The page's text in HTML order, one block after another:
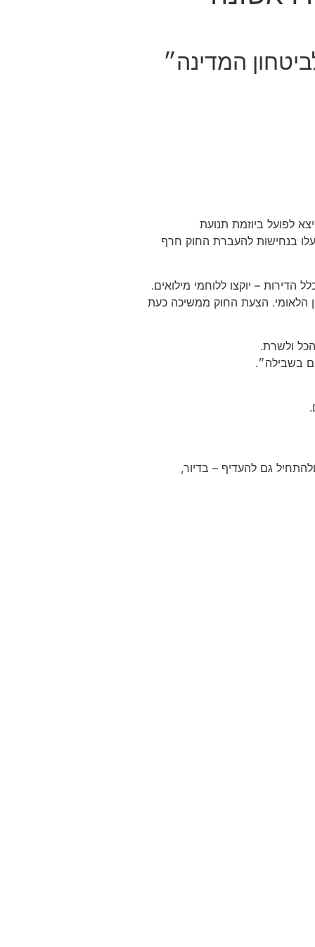
המדינה״
לפועל ביוזמת תנועת
בנחישות להעברת החוק חרף
הלאומי. הצעת החוק ממשיכה כעת
ולשרת.
בשבילה״.
גם להעדיף – בדיור,